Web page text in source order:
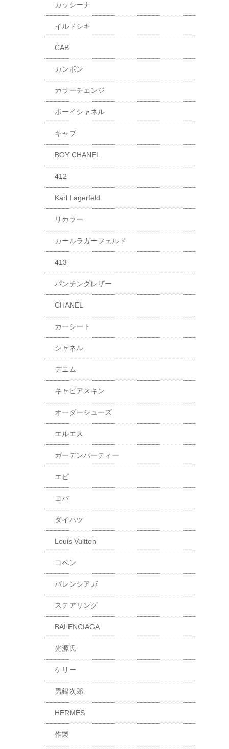
カッシーナ
イルドシキ
CAB
カンボン
カラーチェンジ
ボーイシャネル
キャブ
BOY CHANEL
412
Karl Lagerfeld
リカラー
カールラガーフェルド
413
パンチングレザー
CHANEL
カーシート
シャネル
デニム
キャビアスキン
オーダーシューズ
エルエス
ガーデンパーティー
エピ
コバ
ダイハツ
Louis Vuitton
コペン
バレンシアガ
ステアリング
BALENCIAGA
光源氏
ケリー
男銀次郎
HERMES
作製